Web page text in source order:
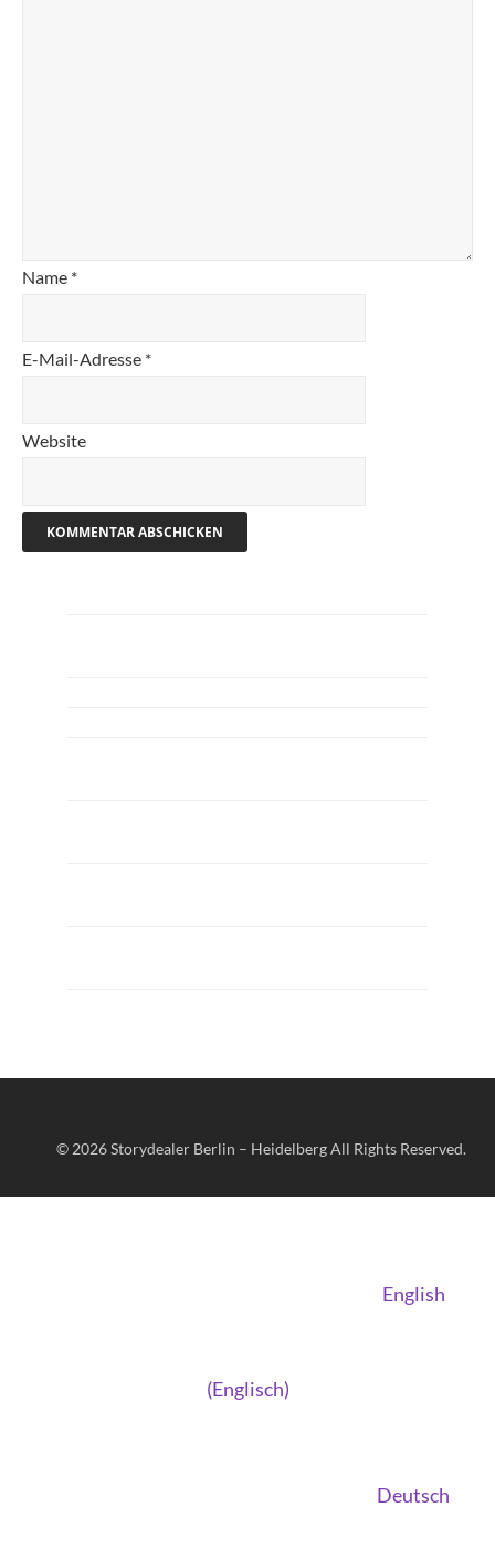
Name *
E-Mail-Adresse *
Website
© 2026Storydealer Berlin – HeidelbergAll Rights Reserved.
English
(Englisch)
Deutsch